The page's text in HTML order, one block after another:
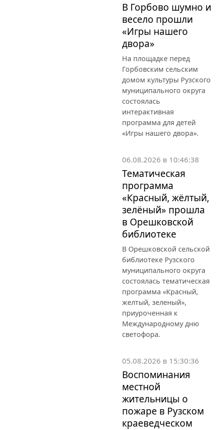
В Горбово шумно и
весело прошли
«Игры нашего
двора»
На площадке перед
Горбовским сельским
домом культуры Рузского
муниципального округа
состоялась
интерактивная
программа для детей
«Игры нашего двора».
06.08.2026 в 10:46:38
Тематическая
программа
«Красный, жёлтый,
зелёный» прошла
в Орешковской
библиотеке
В Орешковской сельской
библиотеке Рузского
муниципального округа
состоялась тематическая
программа «Красный,
желтый, зеленый»,
приуроченная к
Международному дню
светофора.
05.08.2026 в 15:30:36
Воспоминания
местной
жительницы о
пожаре в Рузском
краеведческом